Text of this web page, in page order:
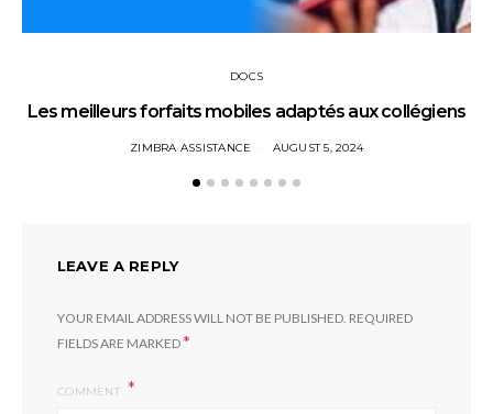
DOCS
Les meilleurs forfaits mobiles adaptés aux collégiens
ZIMBRA ASSISTANCE AUGUST 5, 2024
LEAVE A REPLY
YOUR EMAIL ADDRESS WILL NOT BE PUBLISHED. REQUIRED
FIELDS ARE MARKED*
COMMENT